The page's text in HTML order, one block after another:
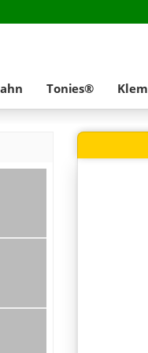
Tonies®